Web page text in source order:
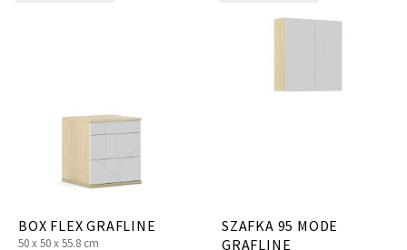
BOX FLEX GRAFLINE
50 x50 x55.8 cm
SZAFKA 95 MODE
GRAFLINE